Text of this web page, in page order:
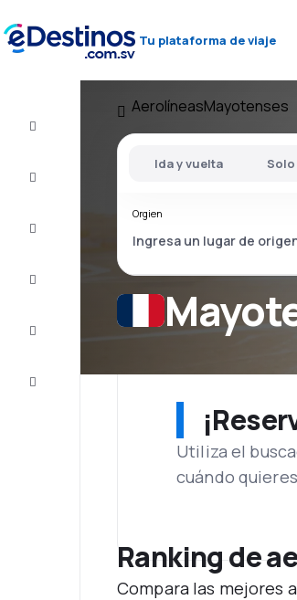
Tu plataforma de viaje
Atención
AerolíneasMayotenses
Ida y vuelta
Orgien
Utiliza el
cuándo
Ranking de
Compara las mejores